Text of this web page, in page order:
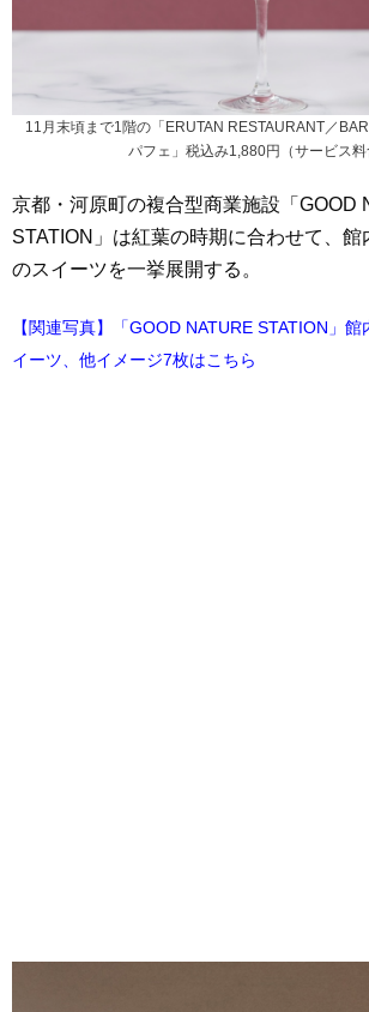
11月末頃まで1階の「ERUTAN RESTAURANT／
パフェ」税込み1,880円（サービス料
京都・河原町の複合型商業施設「GOOD
STATION」は紅葉の時期に合わせて、館
のスイーツを一挙展開する。
【関連写真】「GOOD NATURE STATION」
イーツ、他イメージ7枚はこちら